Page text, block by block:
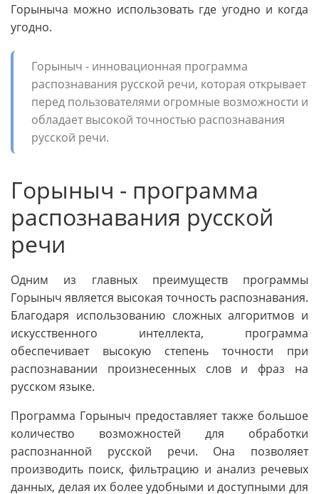
Горыныча можно использовать где угодно и когда
угодно.
Горыныч - инновационная программа
распознавания русской речи, которая открывает
перед пользователями огромные возможности и
обладает высокой точностью распознавания
русской речи.
Горыныч - программа
распознавания русской
речи
Одним из главных преимуществ программы
Горыныч является высокая точность распознавания.
Благодаря использованию сложных алгоритмов и
искусственного интеллекта, программа
обеспечивает высокую степень точности при
распознавании произнесенных слов и фраз на
русском языке.
Программа Горыныч предоставляет также большое
количество возможностей для обработки
распознанной русской речи. Она позволяет
производить поиск, фильтрацию и анализ речевых
данных, делая их более удобными и доступными для